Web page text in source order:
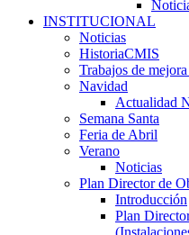
INSTITUCIONAL
Noticias
HistoriaCMIS
Trabajos de
Navidad
Actualidad
Semana Santa
Feria de Abril
Verano
Noticias
Plan Director de
Introducción
Plan